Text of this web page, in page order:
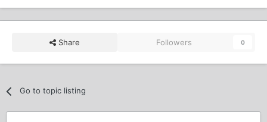
Share Followers 0
Go to topic listing